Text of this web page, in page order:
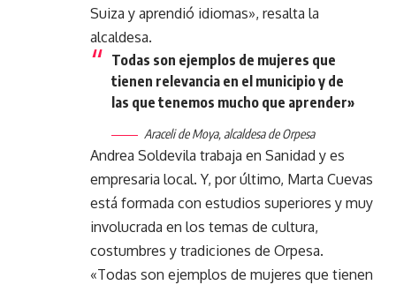
Suiza y aprendió idiomas», resalta la
alcaldesa.
Todas son ejemplos de mujeres que
tienen relevancia en el municipio y de
las que tenemos mucho que aprender»
Araceli de Moya, alcaldesa de Orpesa
Andrea Soldevila trabaja en Sanidad y es
empresaria local. Y, por último, Marta Cuevas
está formada con estudios superiores y muy
involucrada en los temas de cultura,
costumbres y tradiciones de Orpesa.
«Todas son ejemplos de mujeres que tienen